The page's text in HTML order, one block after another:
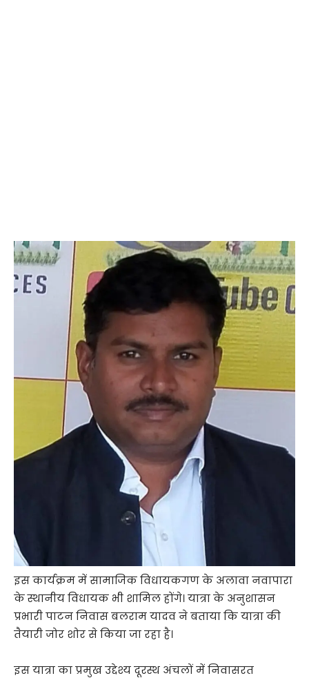
इस कार्यक्रम में सामाजिक विधायकगण के अलावा नवापारा
के स्थानीय विधायक भी शामिल होंगे। यात्रा के अनुशासन
प्रभारी पाटन निवास बलराम यादव ने बताया कि यात्रा की
तैयारी जोर शोर से किया जा रहा है।
इस यात्रा का प्रमुख उद्देश्य दूरस्थ अंचलों में निवासरत